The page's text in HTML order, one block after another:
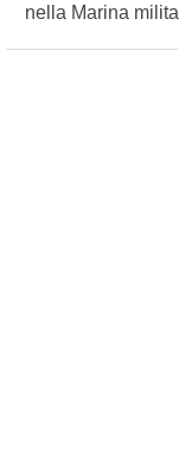
nella Marina